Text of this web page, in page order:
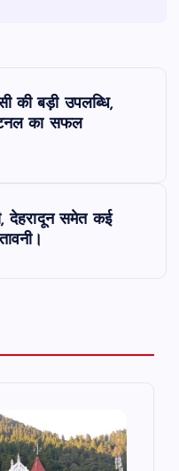
की बड़ी उपलब्धि,
टनल का सफल
देहरादून समेत कई